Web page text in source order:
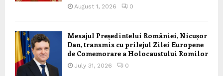
August 1, 2026 0
Mesajul Președintelui României, Nicușor
Dan, transmis cu prilejul Zilei Europene
de Comemorare a Holocaustului Romilor
July 31, 2026 0